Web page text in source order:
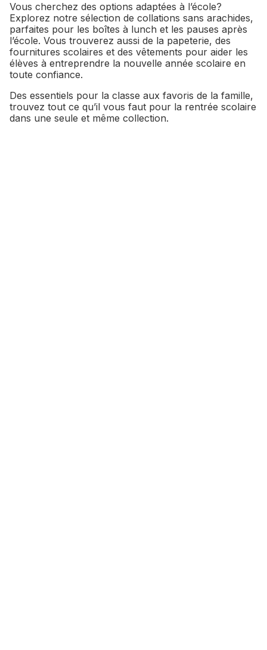
Vous cherchez des options adaptées à l’école?
Explorez notre sélection de collations sans arachides,
parfaites pour les boîtes à lunch et les pauses après
l’école. Vous trouverez aussi de la papeterie, des
fournitures scolaires et des vêtements pour aider les
élèves à entreprendre la nouvelle année scolaire en
toute confiance.
Des essentiels pour la classe aux favoris de la famille,
trouvez tout ce qu’il vous faut pour la rentrée scolaire
dans une seule et même collection.